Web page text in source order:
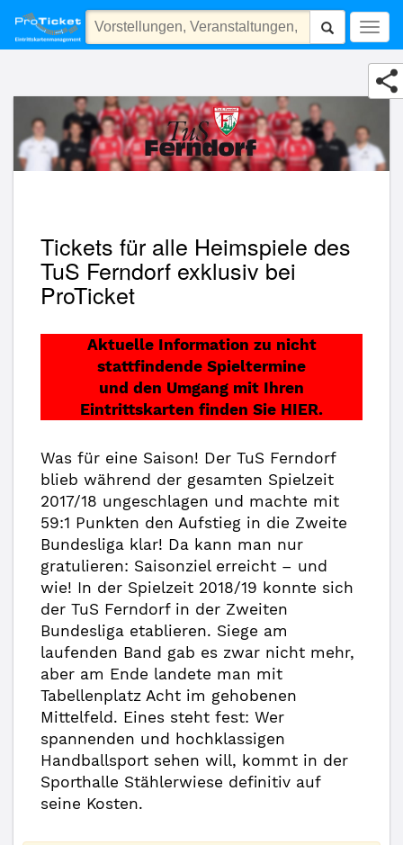
TuS Ferndorf Handball GmbH
Tickets für alle Heimspiele des
TuS Ferndorf exklusiv bei
ProTicket
Aktuelle Information zu nicht
stattfindende Spieltermine
und den Umgang mit Ihren
Eintrittskarten finden Sie HIER.
Was für eine Saison! Der TuS Ferndorf
blieb während der gesamten Spielzeit
2017/18 ungeschlagen und machte mit
59:1 Punkten den Aufstieg in die Zweite
Bundesliga klar! Da kann man nur
gratulieren: Saisonziel erreicht – und
wie! In der Spielzeit 2018/19 konnte sich
der TuS Ferndorf in der Zweiten
Bundesliga etablieren. Siege am
laufenden Band gab es zwar nicht mehr,
aber am Ende landete man mit
Tabellenplatz Acht im gehobenen
Mittelfeld. Eines steht fest: Wer
spannenden und hochklassigen
Handballsport sehen will, kommt in der
Sporthalle Stählerwiese definitiv auf
seine Kosten.